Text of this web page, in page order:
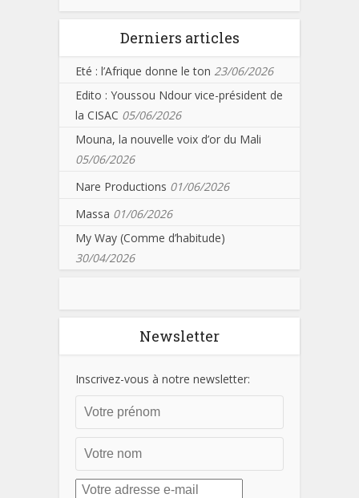
Derniers articles
Eté : l’Afrique donne le ton 23/06/2026
Edito : Youssou Ndour vice-président de
la CISAC 05/06/2026
Mouna, la nouvelle voix d’or du Mali
05/06/2026
Nare Productions 01/06/2026
Massa 01/06/2026
My Way (Comme d’habitude)
30/04/2026
Newsletter
Inscrivez-vous à notre newsletter: